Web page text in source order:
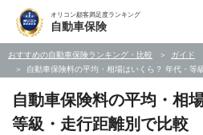
オリコン顧客満足度ランキング
自動車保険
おすすめの自動車保険ランキング・比較 ガイド
自動車保険料の平均・相場はいくら？ 年代・等
自動車保険料の平均・相
等級・走行距離別で比較